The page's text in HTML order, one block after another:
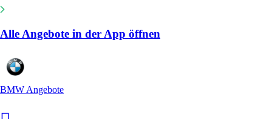
Alle Angebote in der App öffnen
BMW Angebote